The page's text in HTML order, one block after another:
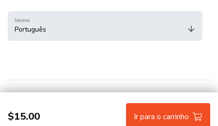
$15.00 Ir para o carrinho
Idioma
Português